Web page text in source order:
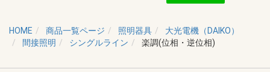
HOME 商品一覧ページ 照明器具
大光電機（DAIKO）
間接照明
シングルライン 楽調(位相・逆位相)